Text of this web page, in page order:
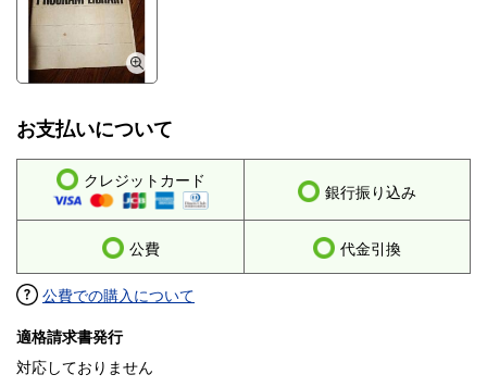
お支払いについて
クレジットカード
銀行振り込み
公費 代金引換
公費での購入について
適格請求書発行
対応しておりません